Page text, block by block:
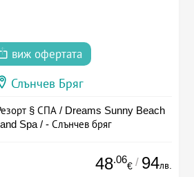
виж офертата
Слънчев Бряг
§ СПА / Dreams Sunny Beach
Spa / - Слънчев бряг
48.06
€ / 94лв.